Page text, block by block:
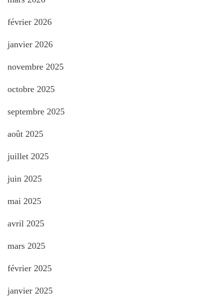
février 2026
janvier 2026
novembre 2025
octobre 2025
septembre 2025
août 2025
juillet 2025
juin 2025
mai 2025
avril 2025
mars 2025
février 2025
janvier 2025